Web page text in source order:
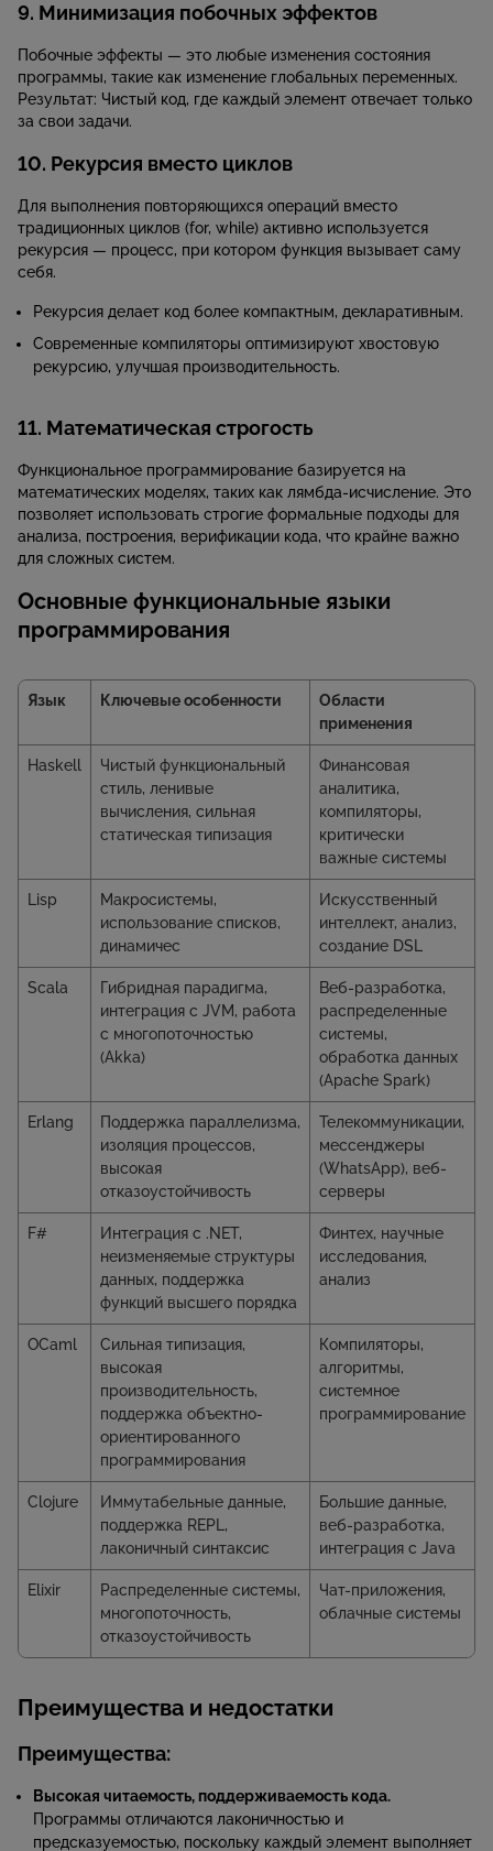
9. Минимизация побочных эффектов
Побочные эффекты — это любые изменения состояния
программы, такие как изменение глобальных переменных.
Результат: Чистый код, где каждый элемент отвечает только
за свои задачи.
10. Рекурсия вместо циклов
Для выполнения повторяющихся операций вместо
традиционных циклов (for, while) активно используется
рекурсия — процесс, при котором функция вызывает саму
себя.
Рекурсия делает код более компактным, декларативным.
Современные компиляторы оптимизируют хвостовую
рекурсию, улучшая производительность.
11. Математическая строгость
Функциональное программирование базируется на
математических моделях, таких как лямбда-исчисление. Это
позволяет использовать строгие формальные подходы для
анализа, построения, верификации кода, что крайне важно
для сложных систем.
Основные функциональные языки
программирования
Язык Ключевые особенности
Области
применения
Haskell
Чистый функциональный
стиль, ленивые
вычисления, сильная
статическая типизация
Финансовая
аналитика,
компиляторы,
критически
важные системы
Lisp
Макросистемы,
использование списков,
динамичес
Искусственный
интеллект, анализ,
создание DSL
Scala
Гибридная парадигма,
интеграция с JVM, работа
с многопоточностью
(Akka)
Веб-разработка,
распределенные
системы,
обработка данных
(Apache Spark)
Erlang
Поддержка параллелизма,
изоляция процессов,
высокая
отказоустойчивость
Телекоммуникации,
мессенджеры
(WhatsApp), веб-
серверы
F#
Интеграция с .NET,
неизменяемые структуры
данных, поддержка
функций высшего порядка
Финтех, научные
исследования,
анализ
OCaml
Сильная типизация,
высокая
производительность,
поддержка объектно-
ориентированного
программирования
Компиляторы,
алгоритмы,
системное
программирование
Clojure
Иммутабельные данные,
поддержка REPL,
лаконичный синтаксис
Большие данные,
веб-разработка,
интеграция с Java
Elixir
Распределенные системы,
многопоточность,
отказоустойчивость
Чат-приложения,
облачные системы
Преимущества и недостатки
Преимущества:
Высокая читаемость, поддерживаемость кода.
Программы отличаются лаконичностью и
предсказуемостью, поскольку каждый элемент выполняет